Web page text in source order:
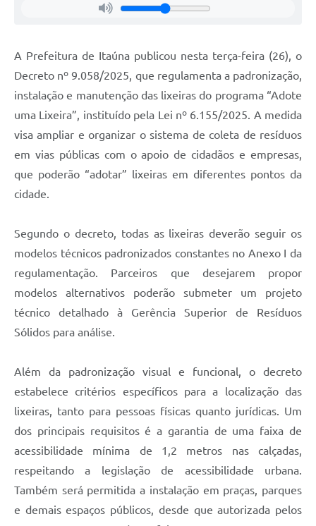
A Prefeitura de Itaúna publicou nesta terça-feira (26), o
Decreto nº 9.058/2025, que regulamenta a padronização,
instalação e manutenção das lixeiras do programa “Adote
uma Lixeira”, instituído pela Lei nº 6.155/2025. A medida
visa ampliar e organizar o sistema de coleta de resíduos
em vias públicas com o apoio de cidadãos e empresas,
que poderão “adotar” lixeiras em diferentes pontos da
cidade.
Segundo o decreto, todas as lixeiras deverão seguir os
modelos técnicos padronizados constantes no Anexo I da
regulamentação. Parceiros que desejarem propor
modelos alternativos poderão submeter um projeto
técnico detalhado à Gerência Superior de Resíduos
Sólidos para análise.
Além da padronização visual e funcional, o decreto
estabelece critérios específicos para a localização das
lixeiras, tanto para pessoas físicas quanto jurídicas. Um
dos principais requisitos é a garantia de uma faixa de
acessibilidade mínima de 1,2 metros nas calçadas,
respeitando a legislação de acessibilidade urbana.
Também será permitida a instalação em praças, parques
e demais espaços públicos, desde que autorizada pelos